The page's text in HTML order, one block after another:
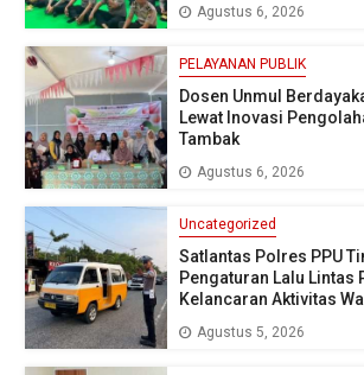
Agustus 6, 2026
PELAYANAN PUBLIK
Dosen Unmul
Lewat Inovasi
Tambak
Agustus 6, 2026
Uncategorized
Satlantas Polres PPU
Pengaturan Lalu Lintas
Kelancaran Aktivitas
Agustus 5, 2026